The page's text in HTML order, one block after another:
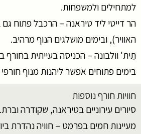
למתחילים ולמשפחות.
הר דייטי ליד טיראנה – הרכבל פתוח
האוויר), ובימים מושלגים הנוף מרהיב.
תֵית' וולבונה – הכניסה בעייתית
בימים פתוחים אפשר ליהנות מנוף חורפי
חוויות חורף נוספות
סיורים עירוניים בטיראנה, שקודרה וברת.
מעיינות חמים בפרמט – חוויה נהדרת